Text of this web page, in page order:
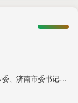
金多多配资 山东省委常委、济南市委书记刘强到山东新华书店集团调研指导工作